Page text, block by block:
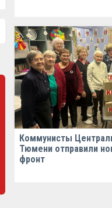
Коммунисты
Тюмени отправили
фронт